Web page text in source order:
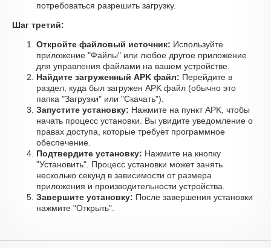
потребоваться разрешить загрузку.
Шаг третий:
Откройте файловый источник: Используйте
приложение "Файлы" или любое другое приложение
для управления файлами на вашем устройстве.
Найдите загруженный APK файл: Перейдите в
раздел, куда был загружен APK файл (обычно это
папка "Загрузки" или "Скачать").
Запустите установку: Нажмите на пункт APK, чтобы
начать процесс установки. Вы увидите уведомление о
правах доступа, которые требует программное
обеспечение.
Подтвердите установку: Нажмите на кнопку
"Установить". Процесс установки может занять
несколько секунд в зависимости от размера
приложения и производительности устройства.
Завершите установку: После завершения установки
нажмите "Открыть".